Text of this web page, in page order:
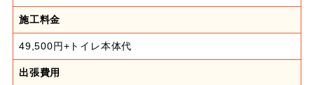
施工料金
49,500円+トイレ本体代
出張費用